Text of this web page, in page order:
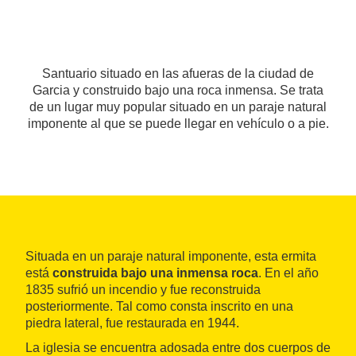
Santuario situado en las afueras de la ciudad de
Garcia y construido bajo una roca inmensa. Se trata
de un lugar muy popular situado en un paraje natural
imponente al que se puede llegar en vehículo o a pie.
Situada en un paraje natural imponente, esta ermita
está construida bajo una inmensa roca. En el año
1835 sufrió un incendio y fue reconstruida
posteriormente. Tal como consta inscrito en una
piedra lateral, fue restaurada en 1944.
La iglesia se encuentra adosada entre dos cuerpos de